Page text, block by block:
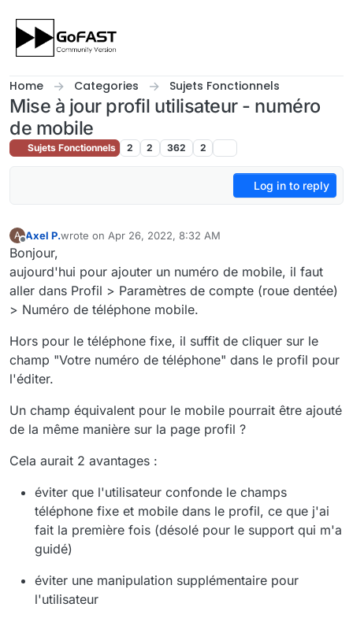
Home Categories Sujets Fonctionnels
Mise à jour profil utilisateur - numéro
de mobile
Sujets Fonctionnels 2 2 362 2
Log in to reply
A
Offline
Axel P.wrote on Apr 26, 2022, 8:32 AM
last edited by
Bonjour,
aujourd'hui pour ajouter un numéro de mobile, il faut
aller dans Profil > Paramètres de compte (roue dentée)
> Numéro de téléphone mobile.
Hors pour le téléphone fixe, il suffit de cliquer sur le
champ "Votre numéro de téléphone" dans le profil pour
l'éditer.
Un champ équivalent pour le mobile pourrait être ajouté
de la même manière sur la page profil ?
Cela aurait 2 avantages :
éviter que l'utilisateur confonde le champs
téléphone fixe et mobile dans le profil, ce que j'ai
fait la première fois (désolé pour le support qui m'a
guidé)
éviter une manipulation supplémentaire pour
l'utilisateur